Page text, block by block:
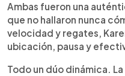
Ambas fueron una
que no hallaron nunca
velocidad y regates,
ubicación, pausa y
Todo un dúo dinámica.